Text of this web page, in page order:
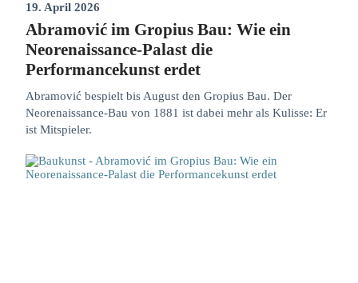
19. April 2026
Abramović im Gropius Bau: Wie ein
Neorenaissance-Palast die
Performancekunst erdet
Abramović bespielt bis August den Gropius Bau. Der
Neorenaissance-Bau von 1881 ist dabei mehr als Kulisse: Er
ist Mitspieler.